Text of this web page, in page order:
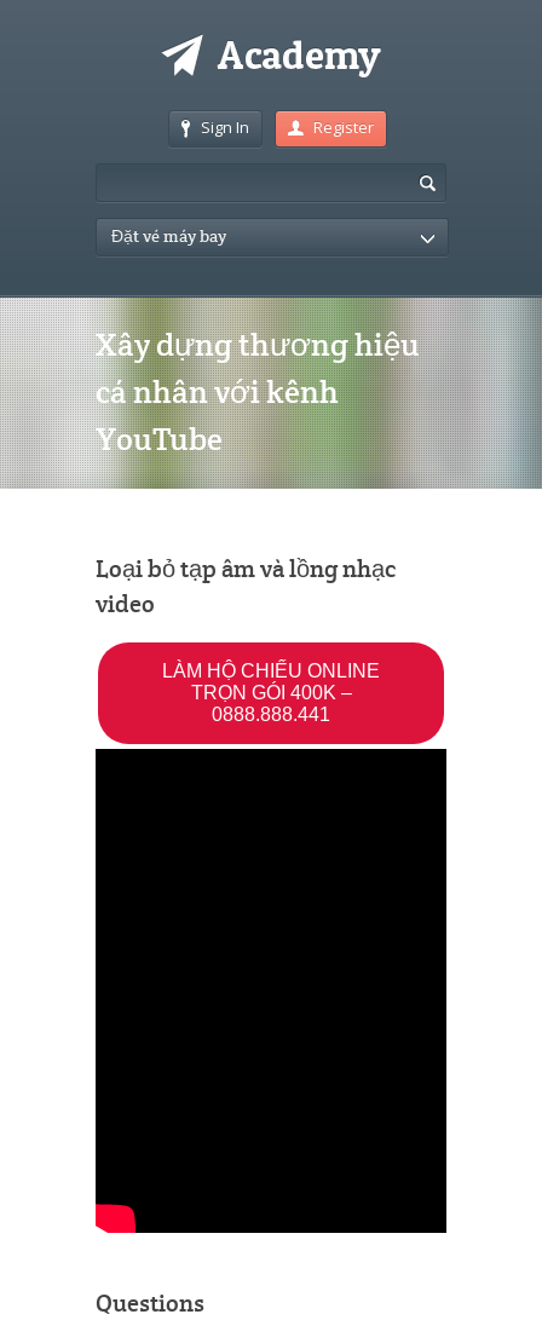
Sign In Register
Đặt vé máy bay
Xây dựng thương hiệu
cá nhân với kênh
YouTube
Loại bỏ tạp âm và lồng nhạc
video
LÀM HỘ CHIẾU ONLINE
TRỌN GÓI 400K –
0888.888.441
Questions